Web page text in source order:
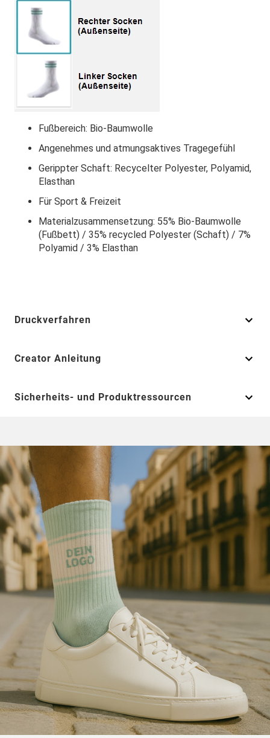
Fußbereich: Bio-Baumwolle
Angenehmes und atmungsaktives Tragegefühl
Gerippter Schaft: Recycelter Polyester, Polyamid,
Elasthan
Für Sport & Freizeit
Materialzusammensetzung: 55% Bio-Baumwolle
(Fußbett) / 35% recycled Polyester (Schaft) / 7%
Polyamid / 3% Elasthan
Druckverfahren
Creator Anleitung
Sicherheits- und Produktressourcen